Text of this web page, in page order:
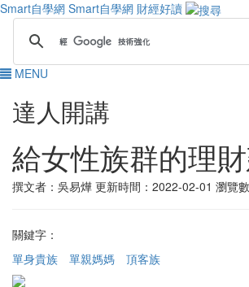
Smart自學網 Smart自學網 財經好讀
MENU
達人開講
給女性族群的理
撰文者：吳易燁 更新時間：2022-02-01 瀏覽
關鍵字：
單身貴族
單親媽媽 頂客族